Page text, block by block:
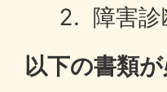
障害
以下の書類